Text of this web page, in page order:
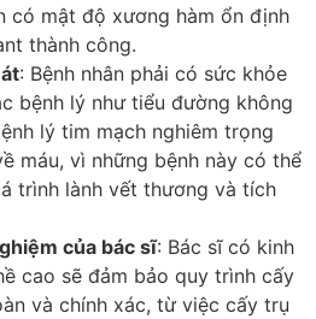
có mật độ xương hàm ổn định
thành công.
: Bệnh nhân phải có sức khỏe
bệnh lý như tiểu đường không
lý tim mạch nghiêm trọng
máu, vì những bệnh này có thể
trình lành vết thương và tích
của bác sĩ: Bác sĩ có kinh
cao sẽ đảm bảo quy trình cấy
và chính xác, từ việc cấy trụ